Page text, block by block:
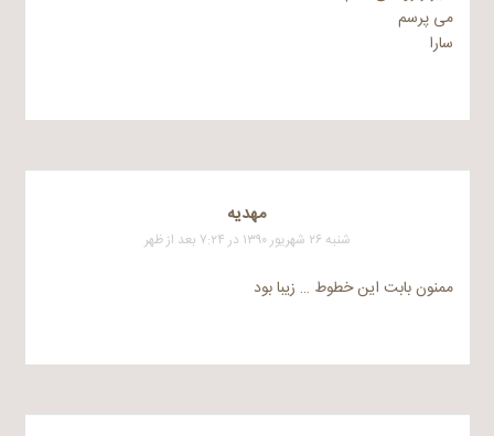
می پرسم
سارا
مهدیه
شنبه ۲۶ شهریور ۱۳۹۰ در ۷:۲۴ بعد از ظهر
ممنون بابت این خطوط … زیبا بود